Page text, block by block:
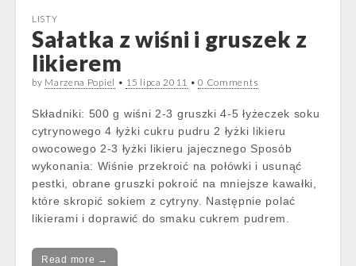
LISTY
Sałatka z wiśni i gruszek z
likierem
by Marzena Popiel • 15 lipca 2011 •0 Comments
Składniki: 500 g wiśni 2-3 gruszki 4-5 łyżeczek soku
cytrynowego 4 łyżki cukru pudru 2 łyżki likieru
owocowego 2-3 łyżki likieru jajecznego Sposób
wykonania: Wiśnie przekroić na połówki i usunąć
pestki, obrane gruszki pokroić na mniejsze kawałki,
które skropić sokiem z cytryny. Następnie polać
likierami i doprawić do smaku cukrem pudrem.
Read more →